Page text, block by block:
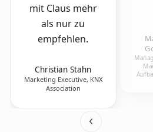
mit Claus mehr
als nur zu
empfehlen.
Christian Stahn
Marketing Executive, KNX
Association